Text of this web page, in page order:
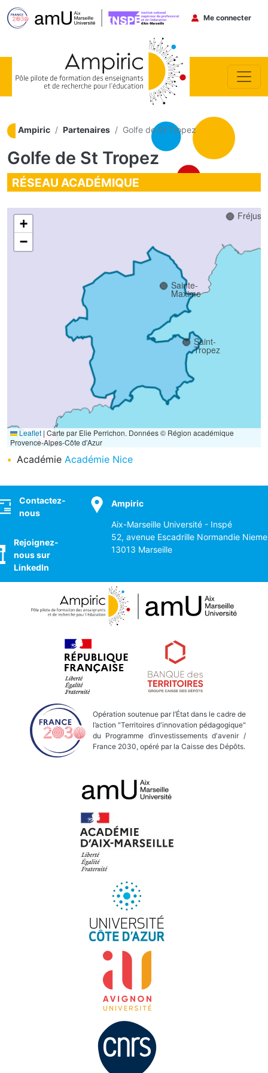
Menu du
Me connecter
Ampiric Partenaires Golfe de St Tropez
Golfe de St Tropez
RÉSEAU ACADÉMIQUE
Draguignan
Fréjus
Saint-
Tropez
Sainte-
Maxime
+
−
Leaflet | Carte par Elie Perrichon. Données © Région académique
Provence-Alpes-Côte d'Azur
Académie Académie Nice
Contactez-
nous
Rejoignez-
nous sur
LinkedIn
Ampiric
Aix-Marseille Université - Inspé
52, avenue Escadrille Normandie
13013 Marseille
Opération soutenue par l’État dans le cadre de
l’action "Territoires d'innovation pédagogique"
du Programme d’investissements d'avenir /
France 2030, opéré par la Caisse des Dépôts.